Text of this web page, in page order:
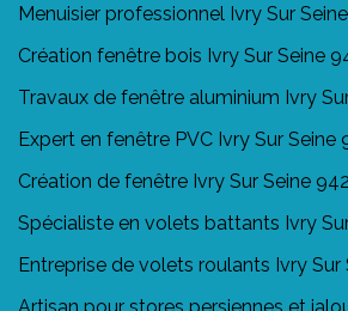
Menuisier professionnel Ivry Sur
Création fenêtre bois Ivry Sur Seine
Travaux de fenêtre aluminium Ivry
Expert en fenêtre PVC Ivry Sur Seine
Création de fenêtre Ivry Sur Seine
Spécialiste en volets battants Ivry
Entreprise de volets roulants Ivry Sur